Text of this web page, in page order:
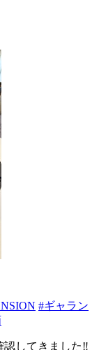
#ギャラン
してきました‼️